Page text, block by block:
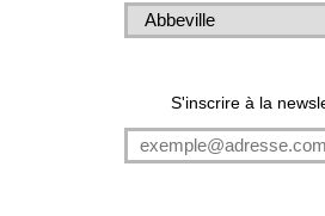
S'inscrire à la